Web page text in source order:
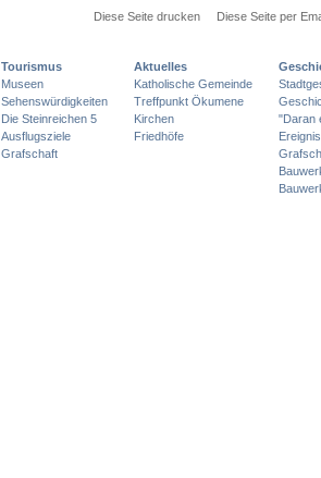
Diese Seite drucken Diese Seite per
Tourismus
Museen
Sehenswürdigkeiten
Die Steinreichen 5
Ausflugsziele
Grafschaft
Aktuelles
Katholische Gemeinde
Treffpunkt Ökumene
Kirchen
Friedhöfe
"Daran